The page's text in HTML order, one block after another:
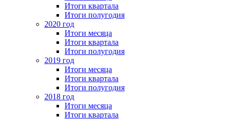
Итоги квартала
Итоги полугодия
2020 год
Итоги месяца
Итоги квартала
Итоги полугодия
2019 год
Итоги месяца
Итоги квартала
Итоги полугодия
2018 год
Итоги месяца
Итоги квартала